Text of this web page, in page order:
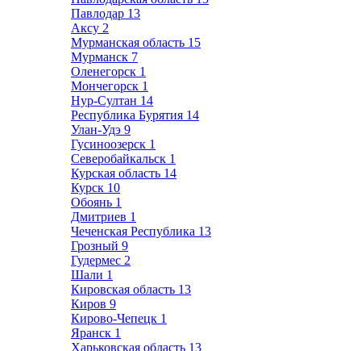
Павлодар 13
Аксу 2
Мурманская область 15
Мурманск 7
Оленегорск 1
Мончегорск 1
Нур-Султан 14
Республика Бурятия 14
Улан-Удэ 9
Гусиноозерск 1
Северобайкальск 1
Курская область 14
Курск 10
Обоянь 1
Дмитриев 1
Чеченская Республика 13
Грозный 9
Гудермес 2
Шали 1
Кировская область 13
Киров 9
Кирово-Чепецк 1
Яранск 1
Харьковская область 13